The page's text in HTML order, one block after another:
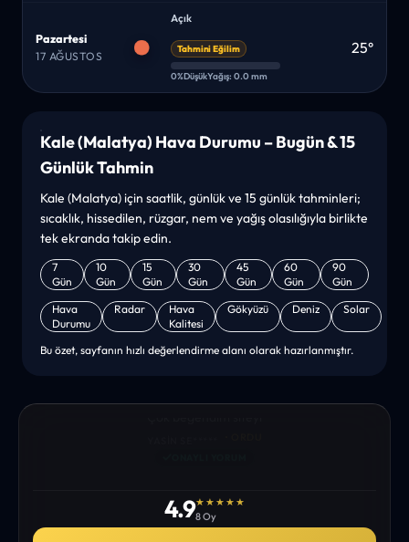
Pazartesi
17 AĞUSTOS
Açık
Tahmini Eğilim
0%DüşükYağış: 0.0 mm
25°
Kale (Malatya) Hava Durumu – Bugün & 15
Günlük Tahmin
Kale (Malatya) için saatlik, günlük ve 15 günlük tahminleri;
sıcaklık, hissedilen, rüzgar, nem ve yağış olasılığıyla birlikte
tek ekranda takip edin.
7
Gün
10
Gün
15
Gün
30
Gün
45
Gün
60
Gün
90
Gün
Hava
Durumu
Radar
Hava
Kalitesi
Gökyüzü Deniz Solar
Bu özet, sayfanın hızlı değerlendirme alanı olarak hazırlanmıştır.
4.9★★★★★